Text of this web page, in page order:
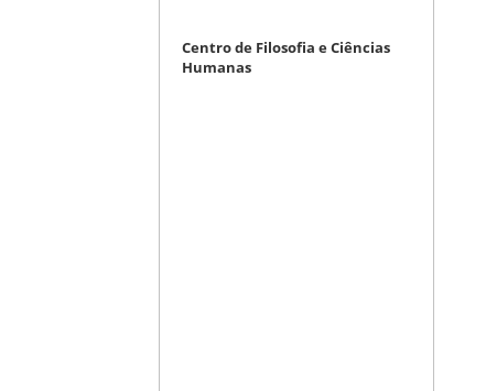
Centro de Filosofia e Ciências
Humanas